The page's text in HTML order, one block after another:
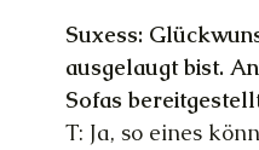
Suxess:
ausgelaugt bist.
Sofas
T: Ja, so eines